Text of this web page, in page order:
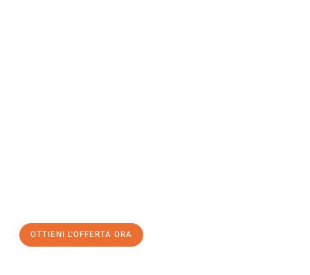
OTTIENI L'OFFERTA ORA